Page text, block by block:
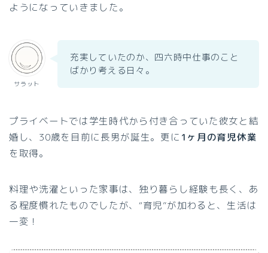
ようになっていきました。
サラット
充実していたのか、四六時中仕事のこと
ばかり考える日々。
プライベートでは学生時代から付き合っていた彼女と結
婚し、30歳を目前に長男が誕生。更に 1ヶ月の育児休業
を取得。
料理や洗濯といった家事は、独り暮らし経験も長く、あ
る程度慣れたものでしたが、“育児”が加わると、生活は
一変！